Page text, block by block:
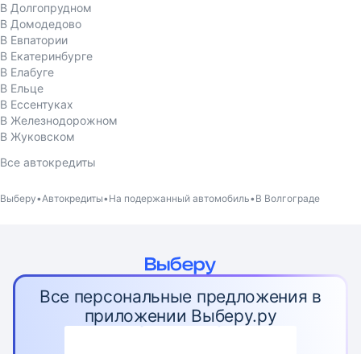
В Долгопрудном
В Домодедово
В Евпатории
В Екатеринбурге
В Елабуге
В Ельце
В Ессентуках
В Железнодорожном
В Жуковском
Все автокредиты
Выберу Автокредиты На подержанный автомобиль В Волгограде
Все персональные предложения в
приложении Выберу.ру